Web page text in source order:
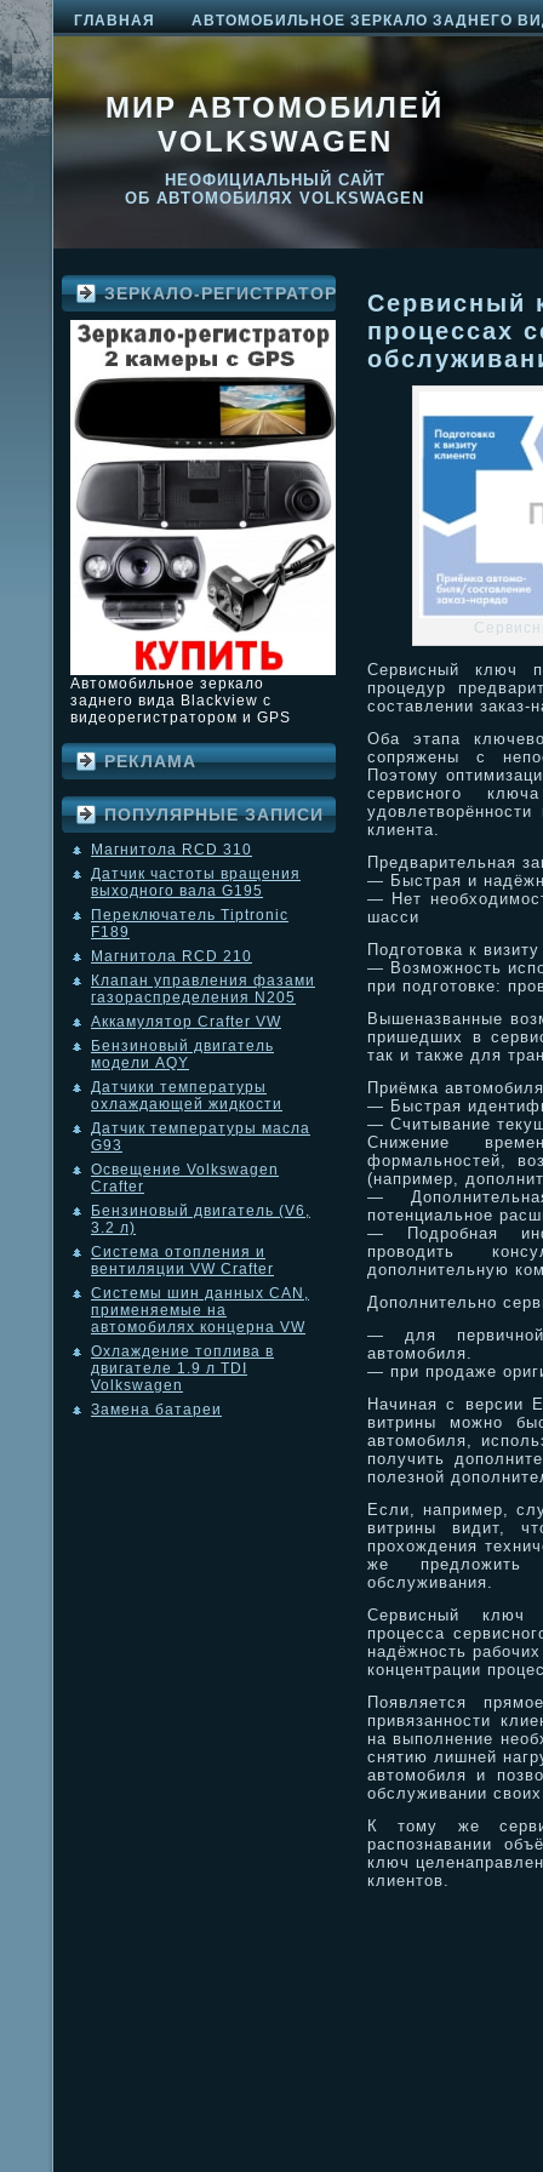
ГЛАВНАЯ АВТОМОБИЛЬНОЕ ЗЕРКАЛО ЗАДНЕГО
МИР АВТОМОБИЛЕЙ
VOLKSWAGEN
НЕОФИЦИАЛЬНЫЙ САЙТ
ОБ АВТОМОБИЛЯХ VOLKSWAGEN
ЗЕРКАЛО-РЕГИСТРАТОР
Автомобильное зеркало
заднего вида Blackview с
видеорегистратором и GPS
РЕКЛАМА
ПОПУЛЯРНЫЕ ЗАПИСИ
Магнитола RCD 310
Датчик частоты вращения
выходного вала G195
Переключатель Tiptronic
F189
Магнитола RCD 210
Клапан управления фазами
газораспределения N205
Аккамулятор Crafter VW
Бензиновый двигатель
модели AQY
Датчики температуры
охлаждающей жидкости
Датчик температуры масла
G93
Освещение Volkswagen
Crafter
Бензиновый двигатель (V6,
3.2 л)
Система отопления и
вентиляции VW Crafter
Системы шин данных CAN,
применяемые на
автомобилях концерна VW
Охлаждение топлива в
двигателе 1.9 л TDI
Volkswagen
Замена батареи
Сервисный
процессах
Сервисный ключ
процедур
составлении заказ-
Оба этапа
сопряжены с
Поэтому
сервисного
клиента.
Предварительная
— Быстрая и
— Нет
шасси
Подготовка к
— Возможность
при подготовке:
Вышеназванные
пришедших в
так и также для
Приёмка автомобиля
— Быстрая
— Считывание
Снижение
формальностей,
(например,
—
потенциальное
— Подробная
проводить
дополнительную
Дополнительно
— для первичной
автомобиля.
— при продаже
Начиная с версии
витрины можно
автомобиля,
получить
полезной
Если, например,
витрины видит,
прохождения
же предложить
обслуживания.
Сервисный ключ
процесса
надёжность
концентрации
Появляется
привязанности
на выполнение
снятию лишней
автомобиля и
обслуживании
К тому же
распознавании
ключ
клиентов.